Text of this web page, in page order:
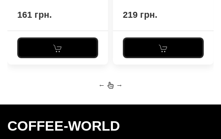
161 грн. 219 грн.
← →
COFFEE-WORLD